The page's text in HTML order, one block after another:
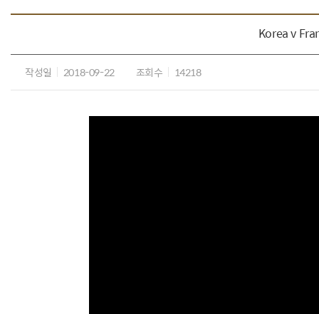
Korea v
작성일 2018-09-22 조회수 14218